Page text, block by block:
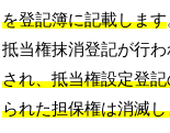
を登記簿に記載します
抵当権抹消登記が行
され、抵当権設定登
られた担保権は消滅し